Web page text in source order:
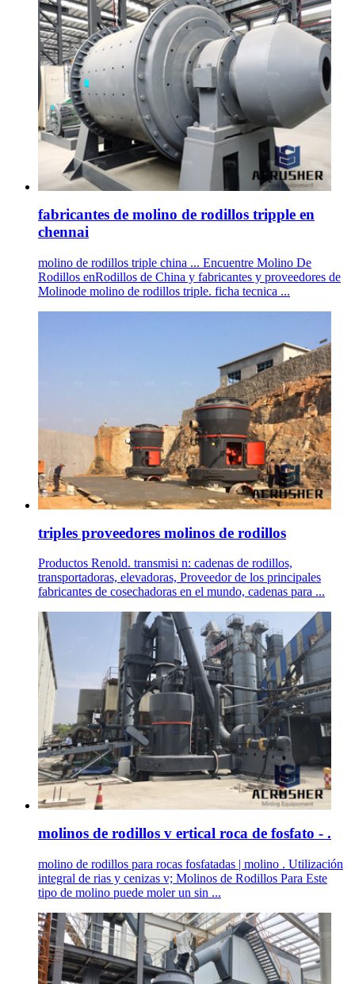
fabricantes de molino de rodillos tripple en
chennai
molino de rodillos triple china ... Encuentre Molino De
Rodillos enRodillos de China y fabricantes y proveedores de
Molinode molino de rodillos triple. ficha tecnica ...
triples proveedores molinos de rodillos
Productos Renold. transmisi n: cadenas de rodillos,
transportadoras, elevadoras, Proveedor de los principales
fabricantes de cosechadoras en el mundo, cadenas para ...
molinos de rodillos v ertical roca de fosfato - .
molino de rodillos para rocas fosfatadas | molino . Utilización
integral de rias y cenizas v; Molinos de Rodillos Para Este
tipo de molino puede moler un sin ...